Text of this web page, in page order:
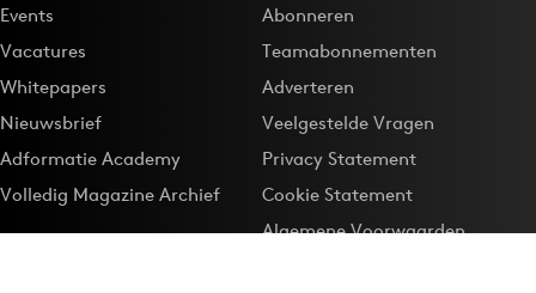
Events
Vacatures
Whitepapers
Nieuwsbrief
Adformatie Academy
Volledig Magazine Archief
Abonneren
Teamabonnementen
Adverteren
Veelgestelde Vragen
Privacy Statement
Cookie Statement
Algemene Voorwaarden